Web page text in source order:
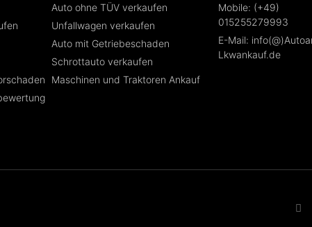
Auto ohne TÜV verkaufen
Unfallwagen verkaufen
Auto mit Getriebeschaden
Schrottauto verkaufen
Maschinen und Traktoren Ankauf
Mobile: (+49)
015255279993
E-Mail:
Lkwankauf.de